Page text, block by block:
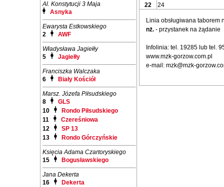
Al. Konstytucji 3 Maja
Asnyka
Ewarysta Estkowskiego
2
AWF
Władysława Jagiełły
5
Jagiełły
Franciszka Walczaka
6
Biały Kościół
Marsz. Józefa Piłsudskiego
8
GLS
10
Rondo Piłsudskiego
11
Czereśniowa
12
SP 13
13
Rondo Górczyńskie
Księcia Adama Czartoryskiego
15
Bogusławskiego
Jana Dekerta
16
Dekerta
22 24
Linia obsługiwana taborem
nż. - przystanek na żądanie
Infolinia: tel. 19285 lub tel.
www.mzk-gorzow.com.pl
e-mail: mzk@mzk-